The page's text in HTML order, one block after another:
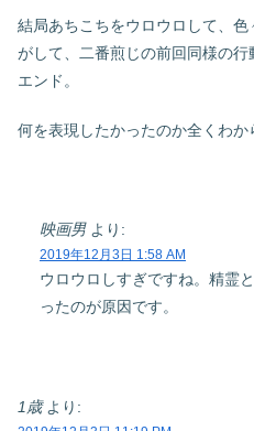
結局あちこちをウロウロして、
がして、二番煎じの前回同様の
エンド。
何を表現したかったのか全くわか
映画男 より:
2019年12月3日 1:58 AM
ウロウロしすぎですね。精霊
ったのが原因です。
1歳 より: